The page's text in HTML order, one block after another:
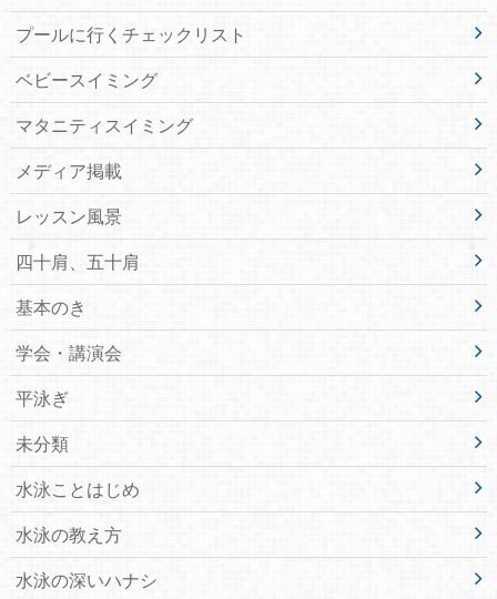
プールに行くチェックリスト
ベビースイミング
マタニティスイミング
メディア掲載
レッスン風景
四十肩、五十肩
基本のき
学会・講演会
平泳ぎ
未分類
水泳ことはじめ
水泳の教え方
水泳の深いハナシ